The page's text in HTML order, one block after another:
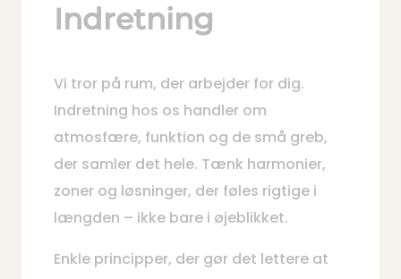
Indretning
Vi tror på rum, der arbejder for dig.
Indretning hos os handler om
atmosfære, funktion og de små greb,
der samler det hele. Tænk harmonier,
zoner og løsninger, der føles rigtige i
længden – ikke bare i øjeblikket.
Enkle principper, der gør det lettere at